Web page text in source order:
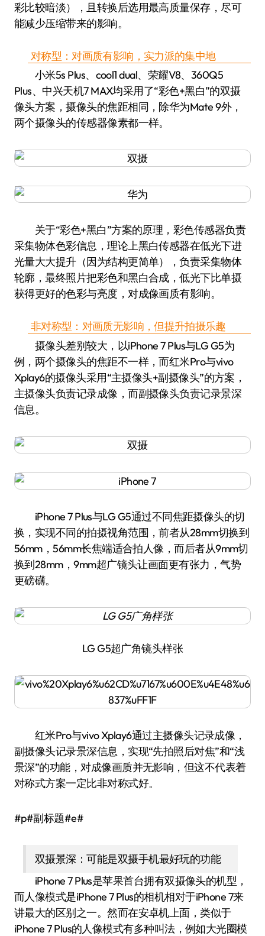
彩比较暗淡），且转换后选用最高质量保存，尽可
能减少压缩带来的影响。
对称型：对画质有影响，实力派的集中地
小米5s Plus、cool1 dual、荣耀V8、360Q5
Plus、中兴天机7 MAX均采用了“彩色+黑白”的双摄
像头方案，摄像头的焦距相同，除华为Mate 9外，
两个摄像头的传感器像素都一样。
关于“彩色+黑白”方案的原理，彩色传感器负责
采集物体色彩信息，理论上黑白传感器在低光下进
光量大大提升（因为结构更简单），负责采集物体
轮廓，最终照片把彩色和黑白合成，低光下比单摄
获得更好的色彩与亮度，对成像画质有影响。
非对称型：对画质无影响，但提升拍摄乐趣
摄像头差别较大，以iPhone 7 Plus与LG G5为
例，两个摄像头的焦距不一样，而红米Pro与vivo
Xplay6的摄像头采用“主摄像头+副摄像头”的方案，
主摄像头负责记录成像，而副摄像头负责记录景深
信息。
iPhone 7 Plus与LG G5通过不同焦距摄像头的切
换，实现不同的拍摄视角范围，前者从28mm切换到
56mm，56mm长焦端适合拍人像，而后者从9mm切
换到28mm，9mm超广镜头让画面更有张力，气势
更磅礴。
LG G5超广角镜头样张
红米Pro与vivo Xplay6通过主摄像头记录成像，
副摄像头记录景深信息，实现“先拍照后对焦”和“浅
景深”的功能，对成像画质并无影响，但这不代表着
对称式方案一定比非对称式好。
#p#副标题#e#
双摄景深：可能是双摄手机最好玩的功能
iPhone 7 Plus是苹果首台拥有双摄像头的机型，
而人像模式是iPhone 7 Plus的相机相对于iPhone 7来
讲最大的区别之一。然而在安卓机上面，类似于
iPhone 7 Plus的人像模式有多种叫法，例如大光圈模